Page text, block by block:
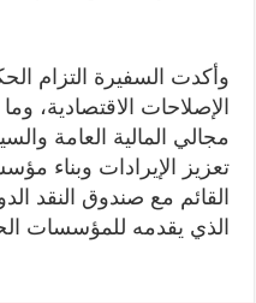
وأكدت السفيرة التزام
الإصلاحات
مجالي المالية العامة
تعزيز الإيرادات وبناء
القائم مع صندوق النقد
الذي يقدمه للمؤسسات